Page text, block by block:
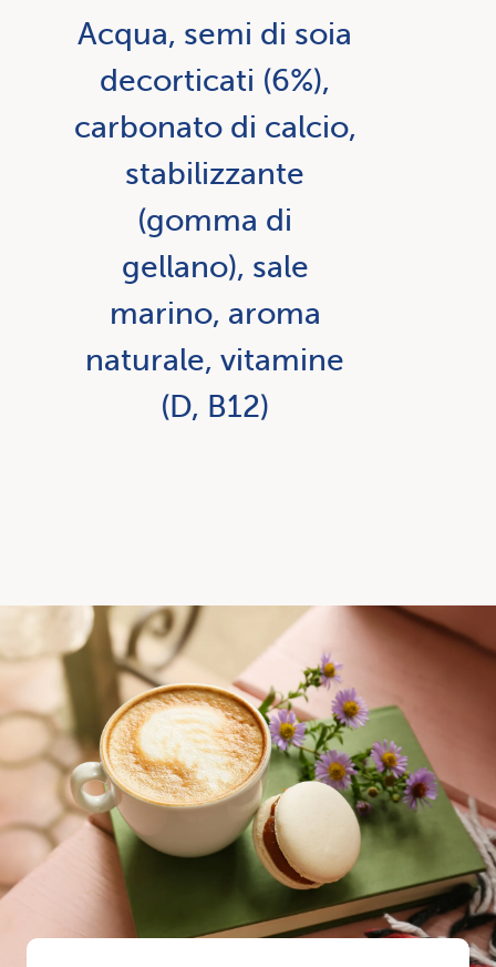
Acqua, semi di soia
decorticati (6%),
carbonato di calcio,
stabilizzante
(gomma di
gellano), sale
marino, aroma
naturale, vitamine
(D, B12)